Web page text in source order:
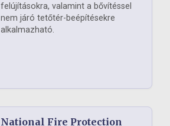
felújításokra, valamint a bővítéssel
nem járó tetőtér-beépítésekre
alkalmazható.
National Fire Protection